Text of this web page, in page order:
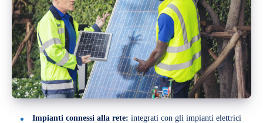
Impianti connessi alla rete: integrati con gli impianti elettrici